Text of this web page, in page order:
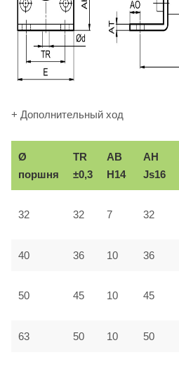
+ Дополнительный ход
Ø
поршня
TR
±0,3
AB
H14
AH
Js16
32 32 7 32
40 36 10 36
50 45 10 45
63 50 10 50